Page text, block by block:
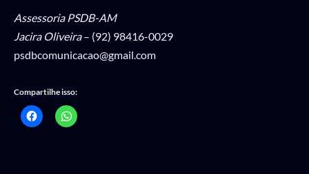
Assessoria PSDB-AM
Jacira Oliveira– (92) 98416-0029
psdbcomunicacao@gmail.com
Compartilhe isso: